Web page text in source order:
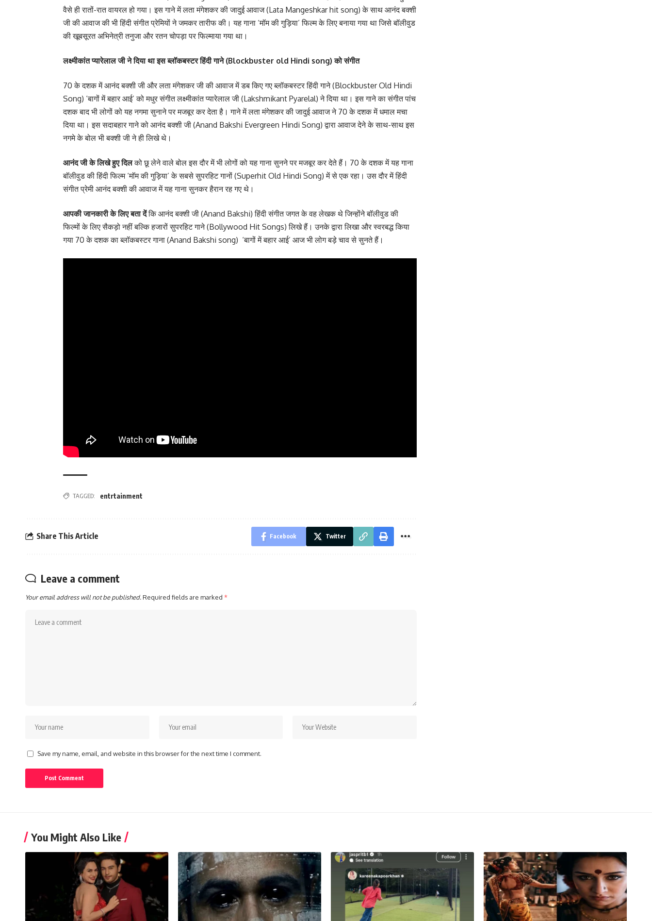
वैसे ही रातों-रात वायरल हो गया। इस गाने में लता मंगेशकर की जादुई आवाज (Lata Mangeshkar hit song) के साथ आनंद बक्शी
जी की आवाज की भी हिंदी संगीत प्रेमियों ने जमकर तारीफ की। यह गाना ‘मॉम की गुड़िया’ फिल्म के लिए बनाया गया था जिसे बॉलीवुड
की खूबसूरत अभिनेत्री तनुजा और रतन चोपड़ा पर फिल्माया गया था।
लक्ष्मीकांत प्यारेलाल जी ने दिया था इस ब्लॉकबस्टर हिंदी गाने (Blockbuster old Hindi song) को संगीत
70 के दशक में आनंद बक्शी जी और लता मंगेशकर जी की आवाज में डब किए गए ब्लॉकबस्टर हिंदी गाने (Blockbuster Old Hindi
Song) ‘बागों में बहार आई’ को मधुर संगीत लक्ष्मीकांत प्यारेलाल जी (Lakshmikant Pyarelal) ने दिया था। इस गाने का संगीत पांच
दशक बाद भी लोगों को यह नगमा सुनाने पर मजबूर कर देता है। गाने में लता मंगेशकर की जादुई आवाज ने 70 के दशक में धमाल मचा
दिया था। इस सदाबहार गाने को आनंद बक्शी जी (Anand Bakshi Evergreen Hindi Song) द्वारा आवाज देने के साथ-साथ इस
नगमे के बोल भी बक्शी जी ने ही लिखे थे।
आनंद जी के लिखे हुए दिलको छू लेने वाले बोल इस दौर में भी लोगों को यह गाना सुनने पर मजबूर कर देते हैं। 70 के दशक में यह गाना
बॉलीवुड की हिंदी फिल्म ‘मॉम की गुड़िया’ के सबसे सुपरहिट गानों (Superhit Old Hindi Song) में से एक रहा। उस दौर में हिंदी
संगीत प्रेमी आनंद बक्शी की आवाज में यह गाना सुनकर हैरान रह गए थे।
आपकी जानकारी के लिए बता देंकि आनंद बक्शी जी (Anand Bakshi) हिंदी संगीत जगत के वह लेखक थे जिन्होंने बॉलीवुड की
फिल्मों के लिए सैकड़ो नहीं बल्कि हजारों सुपरहिट गाने (Bollywood Hit Songs) लिखे हैं। उनके द्वारा लिखा और स्वरबद्ध किया
गया 70 के दशक का ब्लॉकबस्टर गाना (Anand Bakshi song) ‘बागों में बहार आई’ आज भी लोग बड़े चाव से सुनते हैं।
TAGGED: entrtainment
Share This Article Facebook Twitter
Leave a comment
Your email address will not be published.Required fields are marked *
Save my name, email, and website in this browser for the next time I comment.
You Might Also Like